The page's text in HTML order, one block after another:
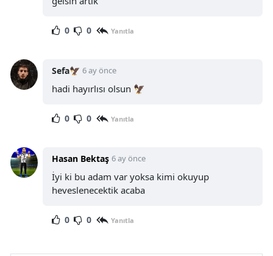
0 0 Yanıtla
Sefa🦅 6 ay önce
hadi hayırlısı olsun 🦅
0 0 Yanıtla
Hasan Bektaş 6 ay önce
İyi ki bu adam var yoksa kimi okuyup
heveslenecektik acaba
0 0 Yanıtla